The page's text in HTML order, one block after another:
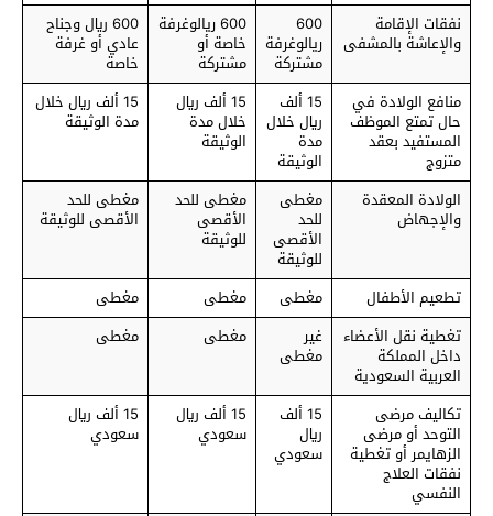
نفقات الإقامة
والإعاشة بالمشفى
600
ريالوغرفة
مشتركة
600 ريالوغرفة
خاصة أو
مشتركة
600 ريال وجناح
عادي أو غرفة
خاصة
منافع الولادة في
حال تمتع الموظف
المستفيد بعقد
متزوج
15 ألف
ريال خلال
مدة
الوثيقة
15 ألف ريال
خلال مدة
الوثيقة
15 ألف ريال خلال
مدة الوثيقة
الولادة المعقدة
والإجهاض
مغطى
للحد
الأقصى
للوثيقة
مغطى للحد
الأقصى
للوثيقة
مغطى للحد
الأقصى للوثيقة
تطعيم الأطفال مغطى مغطى
مغطى
تغطية نقل الأعضاء
داخل المملكة
العربية السعودية
غير
مغطى
مغطى مغطى
تكاليف مرضى
التوحد أو مرضى
الزهايمر أو تغطية
نفقات العلاج
النفسي
15 ألف
ريال
سعودي
15 ألف ريال
سعودي
15 ألف ريال
سعودي